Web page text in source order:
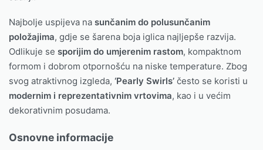
Najbolje uspijeva na sunčanim do polusunčanim
položajima, gdje se šarena boja iglica najljepše razvija.
Odlikuje se sporijim do umjerenim rastom, kompaktnom
formom i dobrom otpornošću na niske temperature. Zbog
svog atraktivnog izgleda, ‘Pearly Swirls’ često se koristi u
modernim i reprezentativnim vrtovima, kao i u većim
dekorativnim posudama.
Osnovne informacije